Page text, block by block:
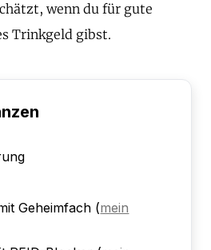
wenn du für gute
Trinkgeld gibst.
Geheimfach (mein